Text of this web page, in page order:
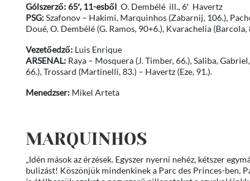
Gólszerző: 65′, 11-esből O. Dembélé ill., 6′ Havertz
PSG:Szafonov – Hakimi, Marquinhos (Zabarnij, 106.),
Doué, O. Dembélé (G. Ramos, 90+6.), Kvarachelia (Barcola,
Vezetőedző:Luis Enrique
ARSENAL: Raya – Mosquera (J. Timber, 66.), Saliba,
66.), Trossard (Martinelli, 83.) – Havertz (Eze, 91.).
Menedzser: Mikel Arteta
MARQUINHOS
„Idén mások az érzések. Egyszer nyerni nehéz, kétszer
bulizást! Köszönjük mindenkinek a Parc des Princes-ben,